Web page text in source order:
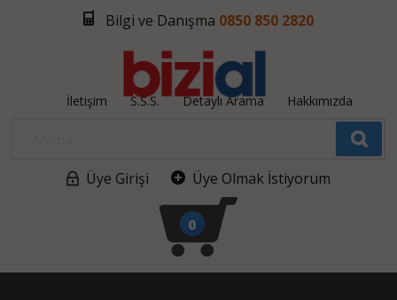
Bilgi ve Danışma 0850 850 2820
İletişim S.S.S. Detaylı Arama Hakkımızda
Üye Girişi Üye Olmak İstiyorum
0